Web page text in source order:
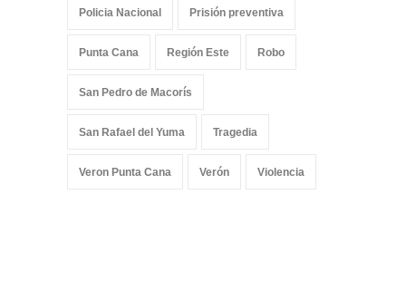
Policia Nacional Prisión preventiva
Punta Cana Región Este Robo
San Pedro de Macorís
San Rafael del Yuma Tragedia
Veron Punta Cana Verón Violencia